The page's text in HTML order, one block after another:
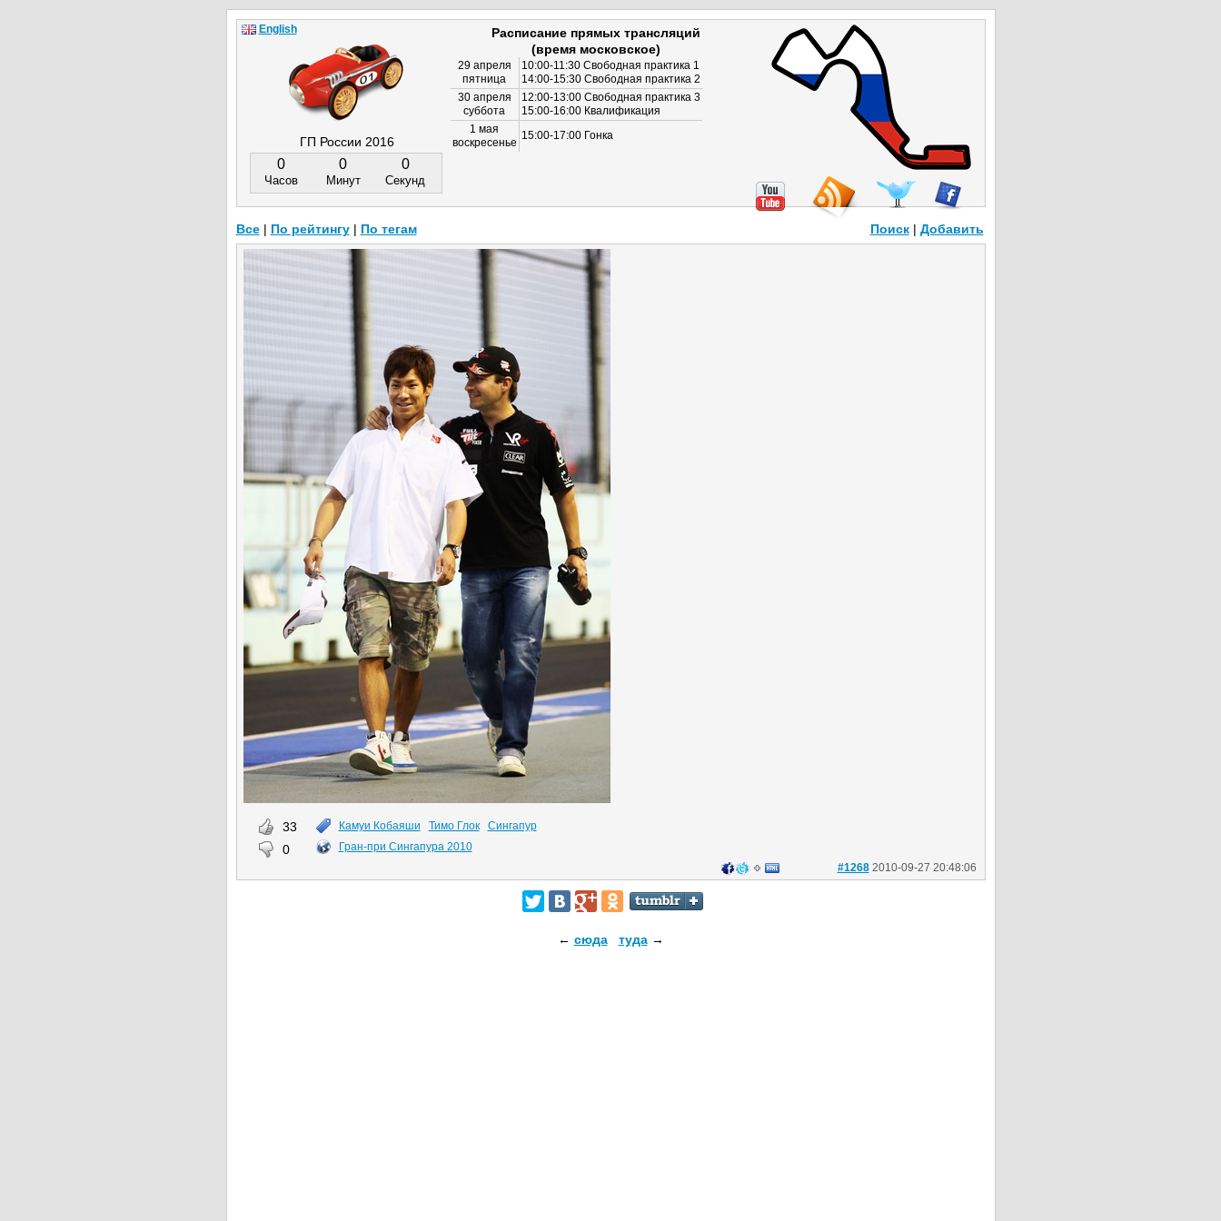
33
0
Камуи Кобаяши Тимо Глок
Сингапур
Гран-при Сингапура 2010
#1268 2010-09-27 20:48:06
← сюда туда→
ГП России 2016
0
Часов
0
Минут
0
Секунд
Расписание прямых трансляций
(время московское)
29 апреля
пятница
10:00-11:30 Свободная практика 1
14:00-15:30 Свободная практика 2
30 апреля
суббота
12:00-13:00 Свободная практика 3
15:00-16:00 Квалификация
1 мая
воскресенье
15:00-17:00 Гонка
English
Все| По рейтингу| По тегам Добавить
Поиск|